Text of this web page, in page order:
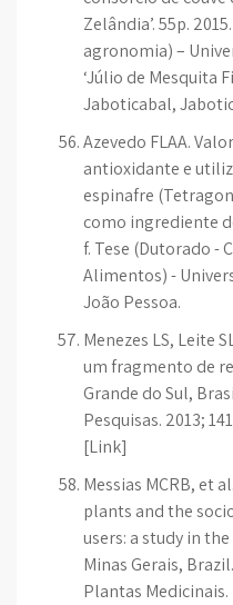
Zelândia’. 55p.
agronomia) –
‘Júlio de Mesquita
Jaboticabal,
Azevedo FLAA.
antioxidante e
espinafre
como ingrediente
f. Tese (Dutorado -
Alimentos) -
João Pessoa.
Menezes LS, Leite
um fragmento de
Grande do Sul,
Pesquisas. 2013;
[Link]
Messias MCRB, et
plants and the
users: a study in
Minas Gerais,
Plantas Medicinais.